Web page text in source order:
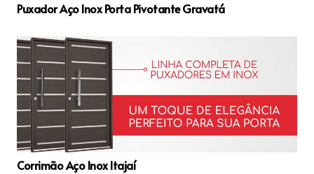
Puxador Aço Inox Porta Pivotante Gravatá
Corrimão Aço Inox Itajaí